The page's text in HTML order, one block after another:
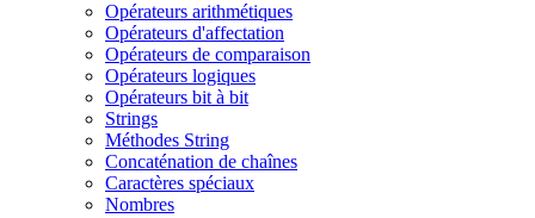
Opérateurs arithmétiques
Opérateurs d'affectation
Opérateurs de comparaison
Opérateurs logiques
Opérateurs bit à bit
Strings
Méthodes String
Concaténation de chaînes
Caractères spéciaux
Nombres